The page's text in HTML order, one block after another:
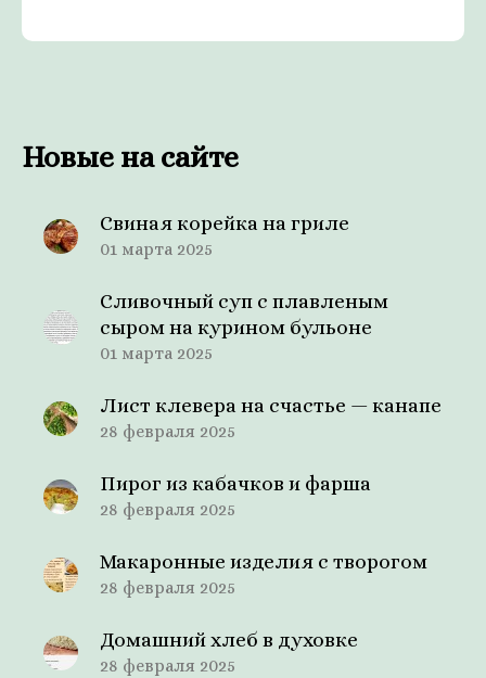
Новые на сайте
Свиная корейка на гриле
01 марта 2025
Сливочный суп с плавленым
сыром на курином бульоне
01 марта 2025
Лист клевера на счастье — канапе
28 февраля 2025
Пирог из кабачков и фарша
28 февраля 2025
Макаронные изделия с творогом
28 февраля 2025
Домашний хлеб в духовке
28 февраля 2025